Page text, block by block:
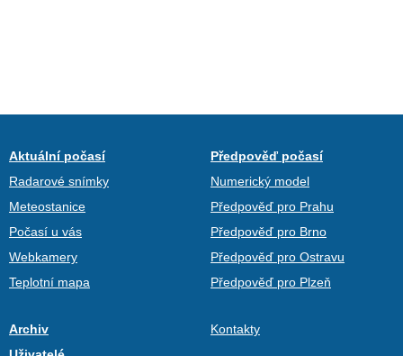
Aktuální počasí
Radarové snímky
Meteostanice
Počasí u vás
Webkamery
Teplotní mapa
Předpověď počasí
Numerický model
Předpověď pro Prahu
Předpověď pro Brno
Předpověď pro Ostravu
Předpověď pro Plzeň
Archiv
Kontakty